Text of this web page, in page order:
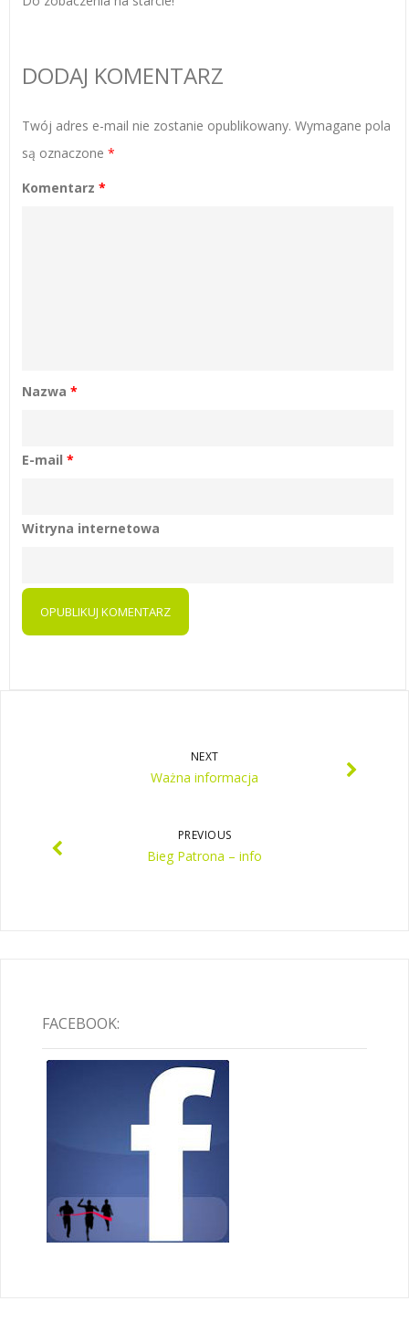
DODAJ KOMENTARZ
Twój adres e-mail nie zostanie opublikowany. Wymagane pola
są oznaczone *
Komentarz *
Nazwa *
E-mail *
Witryna internetowa
NEXT
Ważna informacja
PREVIOUS
Bieg Patrona – info
FACEBOOK: